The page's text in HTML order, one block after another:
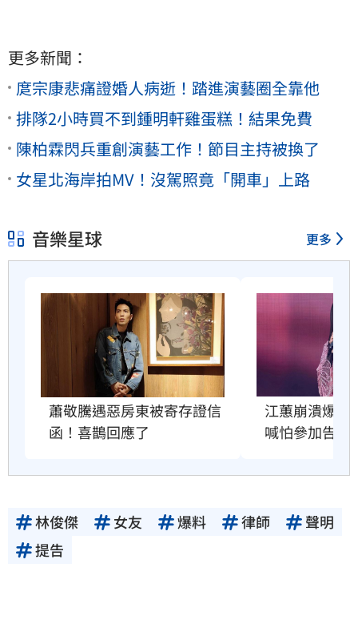
更多新聞：
庹宗康悲痛證婚人病逝！踏進演藝圈全靠他
排隊2小時買不到鍾明軒雞蛋糕！結果免費
陳柏霖閃兵重創演藝工作！節目主持被換了
女星北海岸拍MV！沒駕照竟「開車」上路
音樂星球 更多
蕭敬騰遇惡房東被寄存證信
函！喜鵲回應了
江蕙崩潰爆哭
喊怕參加告別
林俊傑 女友 爆料 律師
聲明
提告